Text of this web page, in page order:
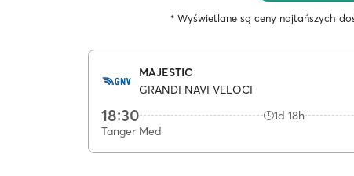
* Wyświetlane są ceny najtańszych
MAJESTIC
GRANDI NAVI VELOCI
18:30 1d 18h
Tanger Med